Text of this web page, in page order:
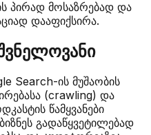
პირად მოსაზრებად და
დააფიქსირა.
Search-ის მუშაობის
(crawling) და
წამყვანები
გადაწყვეტილებად